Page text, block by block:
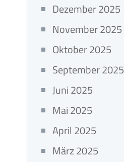
Dezember 2025
November 2025
Oktober 2025
September 2025
Juni 2025
Mai 2025
April 2025
März 2025